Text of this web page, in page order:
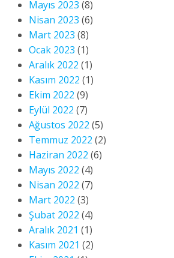
Mayıs 2023 (8)
Nisan 2023 (6)
Mart 2023 (8)
Ocak 2023 (1)
Aralık 2022 (1)
Kasım 2022 (1)
Ekim 2022 (9)
Eylül 2022 (7)
Ağustos 2022 (5)
Temmuz 2022 (2)
Haziran 2022 (6)
Mayıs 2022 (4)
Nisan 2022 (7)
Mart 2022 (3)
Şubat 2022 (4)
Aralık 2021 (1)
Kasım 2021 (2)